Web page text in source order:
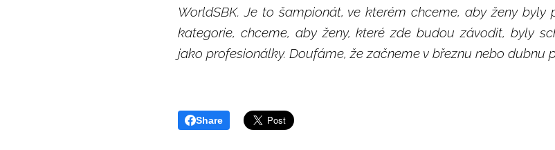
WorldSBK. Je to šampionát, ve kterém chceme, aby ženy
kategorie, chceme, aby ženy, které zde budou závodit, byly
jako profesionálky. Doufáme, že začneme v březnu nebo dubnu
Share